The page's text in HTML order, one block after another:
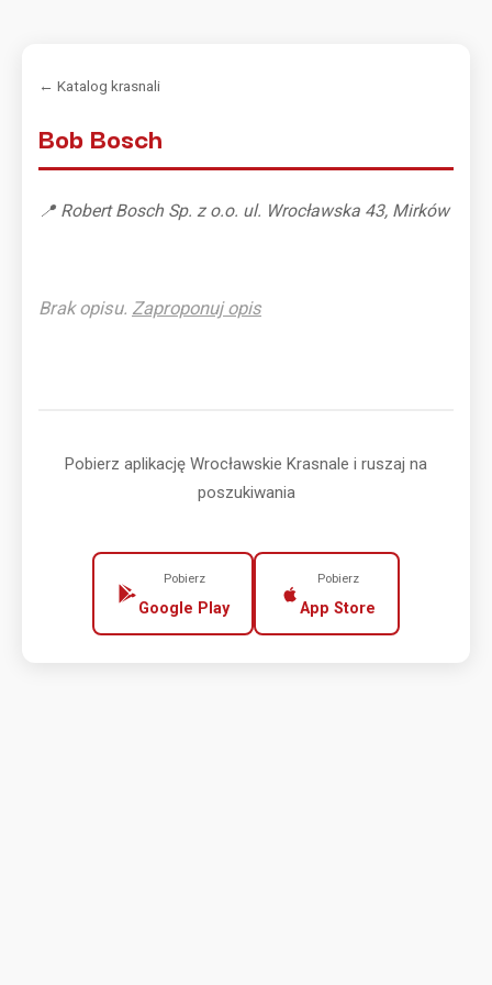
← Katalog krasnali
Bob Bosch
📍 Robert Bosch Sp. z o.o. ul. Wrocławska 43, Mirków
Brak opisu. Zaproponuj opis
Pobierz aplikację Wrocławskie Krasnale i ruszaj na
poszukiwania
Pobierz
Google Play
Pobierz
App Store